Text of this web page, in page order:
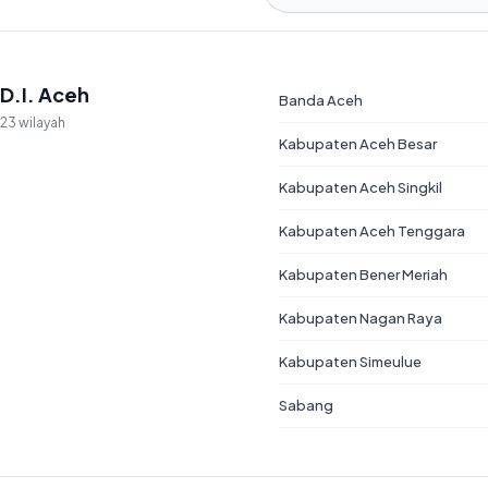
D.I. Aceh
23 wilayah
Banda Aceh
Kabupaten Aceh Besar
Kabupaten Aceh Singkil
Kabupaten Aceh Tenggara
Kabupaten Bener Meriah
Kabupaten Nagan Raya
Kabupaten Simeulue
Sabang